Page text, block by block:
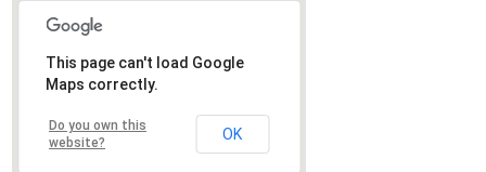
This page can't load Google
Maps correctly.
Do you own this
website?
OK